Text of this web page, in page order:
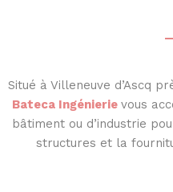
Situé à Villeneuve d’Ascq
Bateca Ingénierie vous
bâtiment ou d’industrie
structures et la